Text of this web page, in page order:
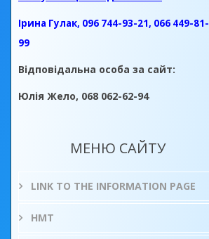
Ірина Гулак, 096 744-93-21, 066 449-81-
99
Відповідальна особа за сайт:
Юлія Жело, 068 062-62-94
МЕНЮ САЙТУ
LINK TO THE INFORMATION PAGE
НМТ